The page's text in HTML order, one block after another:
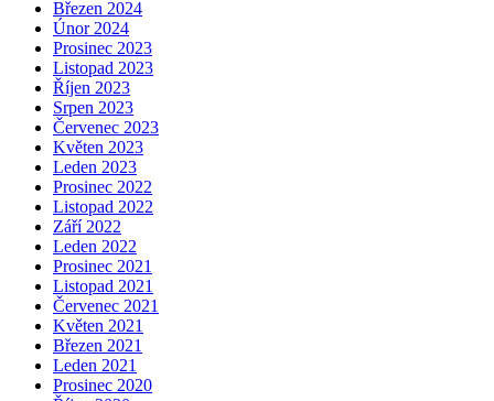
Březen 2024
Únor 2024
Prosinec 2023
Listopad 2023
Říjen 2023
Srpen 2023
Červenec 2023
Květen 2023
Leden 2023
Prosinec 2022
Listopad 2022
Září 2022
Leden 2022
Prosinec 2021
Listopad 2021
Červenec 2021
Květen 2021
Březen 2021
Leden 2021
Prosinec 2020